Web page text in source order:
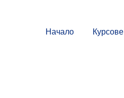
Начало Курсове